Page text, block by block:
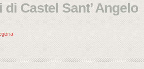
Castel Sant’ Angelo